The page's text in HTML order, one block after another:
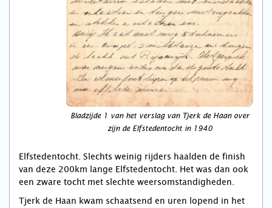
Bladzijde 1 van het verslag van Tjerk de Haan over
zijn de Elfstedentocht in 1940
Elfstedentocht. Slechts weinig rijders haalden de finish
van deze 200km lange Elfstedentocht. Het was dan ook
een zware tocht met slechte weersomstandigheden.
Tjerk de Haan kwam schaatsend en uren lopend in het